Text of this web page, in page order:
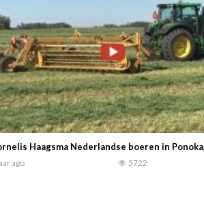
Haagsma Nederlandse boeren in
ago 5722